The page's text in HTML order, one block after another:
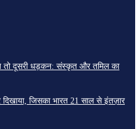
तो दूसरी धड़कन: संस्कृत और तमिल का
जिसका भारत 21 साल से इंतज़ार